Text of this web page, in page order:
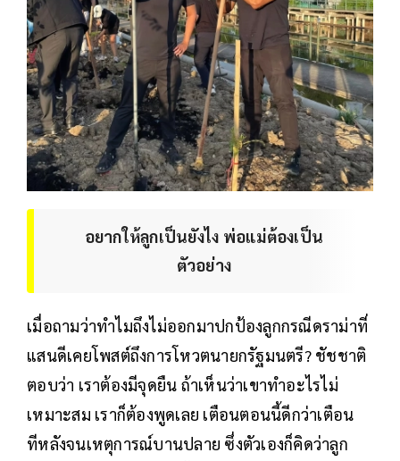
อยากให้ลูกเป็นยังไง พ่อแม่ต้องเป็น
ตัวอย่าง
เมื่อถามว่าทำไมถึงไม่ออกมาปกป้องลูกกรณีดราม่าที่
แสนดีเคยโพสต์ถึงการโหวตนายกรัฐมนตรี? ชัชชาติ
ตอบว่า เราต้องมีจุดยืน ถ้าเห็นว่าเขาทำอะไรไม่
เหมาะสม เราก็ต้องพูดเลย เตือนตอนนี้ดีกว่าเตือน
ทีหลังจนเหตุการณ์บานปลาย ซึ่งตัวเองก็คิดว่าลูก